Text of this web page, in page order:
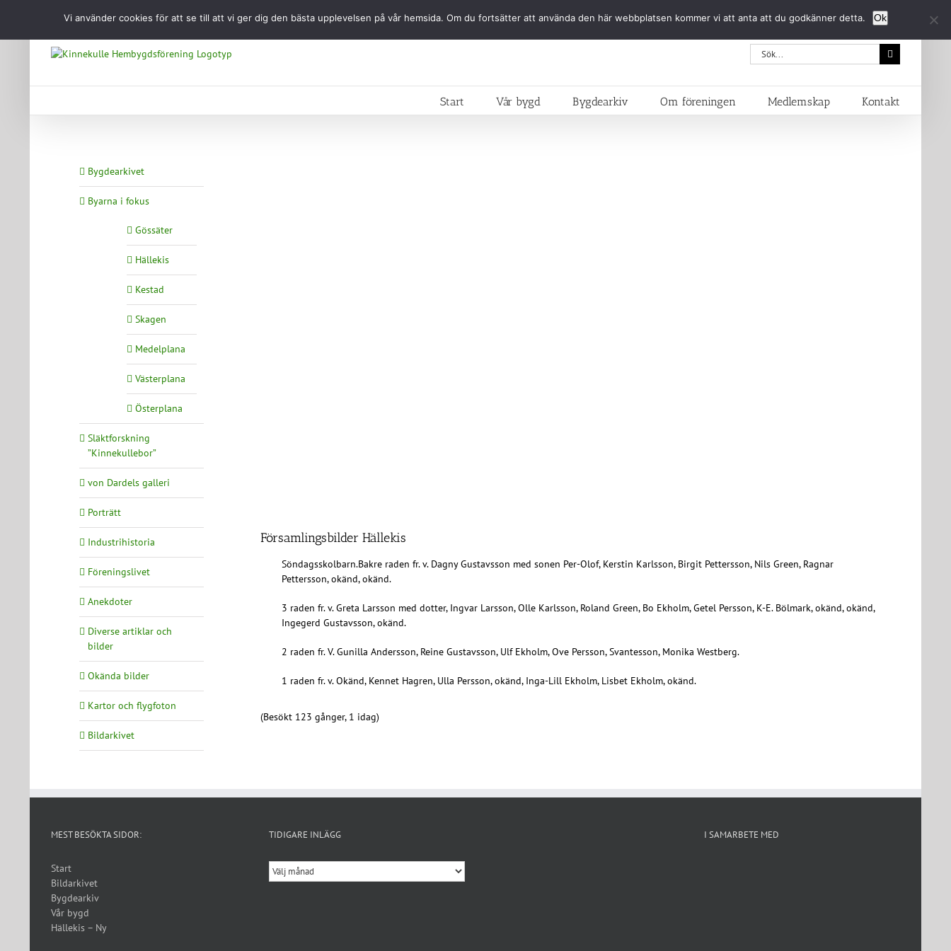
Sök
efter:
Start Vår bygd Bygdearkiv Om föreningen Medlemskap Kontakt
Församlingsbilder Hällekis
Söndagsskolbarn.Bakre raden fr. v. Dagny Gustavsson med sonen Per-Olof, Kerstin Karlsson, Birgit Pettersson, Nils Green, Ragnar
Pettersson, okänd, okänd.
3 raden fr. v. Greta Larsson med dotter, Ingvar Larsson, Olle Karlsson, Roland Green, Bo Ekholm, Getel Persson, K-E. Bölmark, okänd, okänd,
Ingegerd Gustavsson, okänd.
2 raden fr. V. Gunilla Andersson, Reine Gustavsson, Ulf Ekholm, Ove Persson, Svantesson, Monika Westberg.
1 raden fr. v. Okänd, Kennet Hagren, Ulla Persson, okänd, Inga-Lill Ekholm, Lisbet Ekholm, okänd.
(Besökt 123 gånger, 1 idag)
Bygdearkivet
Byarna i fokus
Gössäter
Hällekis
Kestad
Skagen
Medelplana
Västerplana
Österplana
Släktforskning
”Kinnekullebor”
von Dardels galleri
Porträtt
Industrihistoria
Föreningslivet
Anekdoter
Diverse artiklar och
bilder
Okända bilder
Kartor och flygfoton
Bildarkivet
MEST BESÖKTA SIDOR:
Start
Bildarkivet
Bygdearkiv
Vår bygd
Hällekis – Ny
TIDIGARE INLÄGG
Tidigare
inlägg
I SAMARBETE MED
Vi använder cookies för att se till att vi ger dig den bästa upplevelsen på vår hemsida. Om du fortsätter att använda den här webbplatsen kommer vi att anta att du godkänner detta. Ok